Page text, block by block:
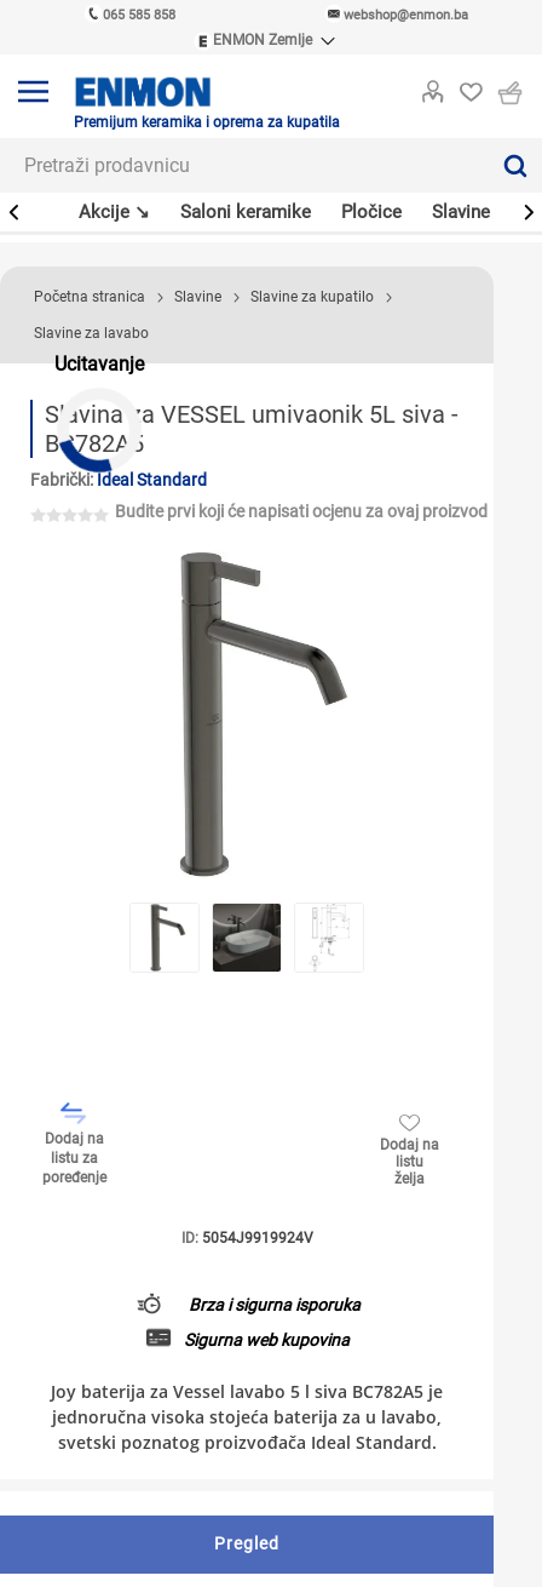
065 585 858 webshop@enmon.ba
ENMON Zemlje
ENMON MKD
Premijum keramika i oprema za kupatila
Akcije ↘ Saloni keramike Pločice Slavine
Ucitavanje
Početna stranica Slavine Slavine za kupatilo
Slavine za lavabo
Slavina za VESSEL umivaonik 5L siva -
BC782A5
Fabrički:Ideal Standard
Budite prvi koji će napisati ocjenu za ovaj proizvod
Dodaj na
listu za
poređenje
Dodaj na
listu
želja
ID: 5054J9919924V
Brza i sigurna isporuka
Sigurna web kupovina
Joy baterija za Vessel lavabo 5 l siva BC782A5 je
jednoručna visoka stojeća baterija za u lavabo,
svetski poznatog proizvođača Ideal Standard.
Pregled